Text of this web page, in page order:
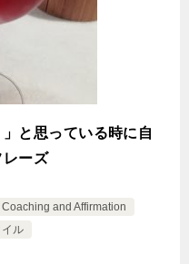
と思っている時に自
レーズ
Coaching and Affirmation
ル